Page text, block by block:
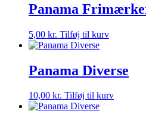
Panama
5,00 kr. Tilføj til kurv
Panama Diverse
10,00 kr. Tilføj til kurv